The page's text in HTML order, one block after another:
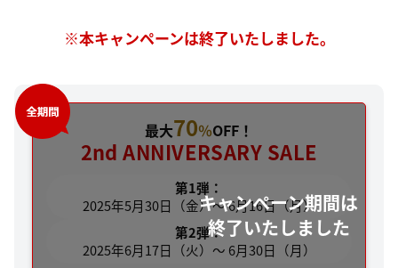
※本キャンペーンは終了いたしました。
最大70％OFF！
2nd ANNIVERSARY SALE
第1弾：
2025年5月30日（金）～ 6月16日（月）
第2弾：
2025年6月17日（火）～ 6月30日（月）